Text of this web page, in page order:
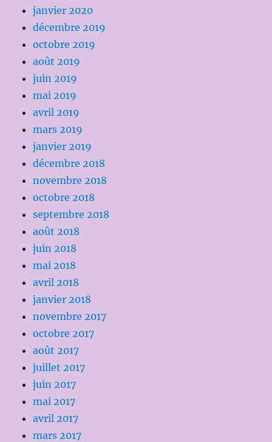
janvier 2020
décembre 2019
octobre 2019
août 2019
juin 2019
mai 2019
avril 2019
mars 2019
janvier 2019
décembre 2018
novembre 2018
octobre 2018
septembre 2018
août 2018
juin 2018
mai 2018
avril 2018
janvier 2018
novembre 2017
octobre 2017
août 2017
juillet 2017
juin 2017
mai 2017
avril 2017
mars 2017